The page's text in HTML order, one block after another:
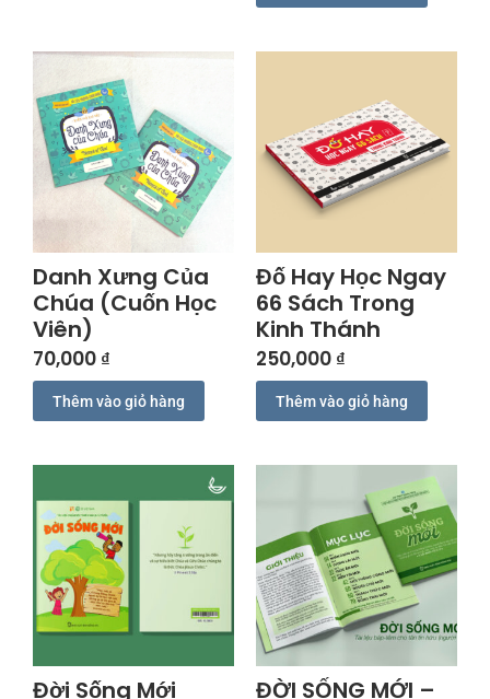
Danh Xưng Của
Chúa (Cuốn Học
Viên)
70,000 ₫
Thêm vào giỏ hàng
Đố Hay Học Ngay
66 Sách Trong
Kinh Thánh
250,000 ₫
Thêm vào giỏ hàng
Đời Sống Mới
ĐỜI SỐNG MỚI –